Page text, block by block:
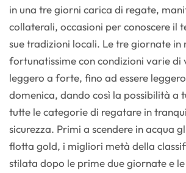
in una tre giorni carica di regate,
collaterali, occasioni per conoscere il
sue tradizioni locali. Le tre giornate in
fortunatissime con condizioni varie di
leggero a forte, fino ad essere
domenica, dando così la possibilità a
tutte le categorie di regatare in
sicurezza. Primi a scendere in acqua
flotta gold, i migliori metà della
stilata dopo le prime due giornate e